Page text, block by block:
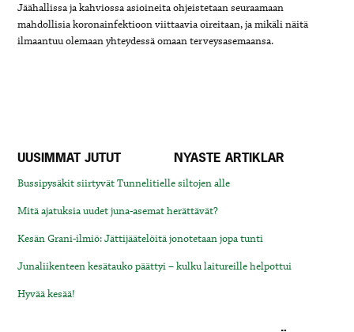
Jäähallissa ja kahviossa asioineita ohjeistetaan seuraamaan
mahdollisia koronainfektioon viittaavia oireitaan, ja mikäli näitä
ilmaantuu olemaan yhteydessä omaan terveysasemaansa.
UUSIMMAT JUTUT NYASTE ARTIKLAR
Bussipysäkit siirtyvät Tunnelitielle siltojen alle
Mitä ajatuksia uudet juna-asemat herättävät?
Kesän Grani-ilmiö: Jättijäätelöitä jonotetaan jopa tunti
Junaliikenteen kesätauko päättyi – kulku laitureille helpottui
Hyvää kesää!